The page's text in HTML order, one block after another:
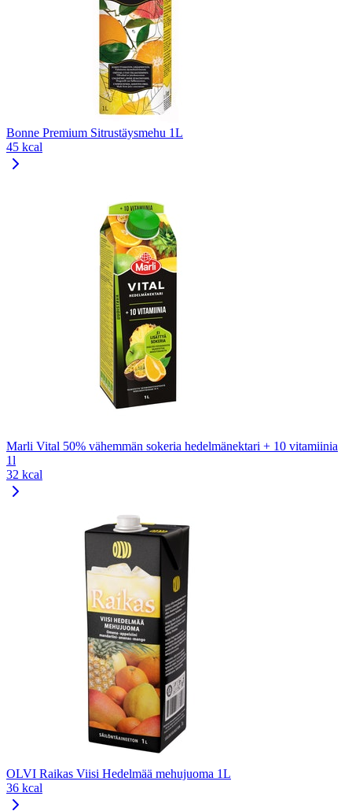
Bonne Premium Sitrustäysmehu 1L
45 kcal
Marli Vital 50% vähemmän sokeria hedelmänektari + 10 vitamiinia
1l
32 kcal
OLVI Raikas Viisi Hedelmää mehujuoma 1L
36 kcal